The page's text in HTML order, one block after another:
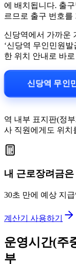
에 배치됩니다. 출
르므로 출구 번호
신당역에서 가까운
‘신당역 무인민원
한 위치 안내로 바
신당역 무인
역 내부 표지판(정
사 직원에게도 위치
내 근로장려금
30초 만에 예상 지
계산기 사용하기
운영시간(주
부